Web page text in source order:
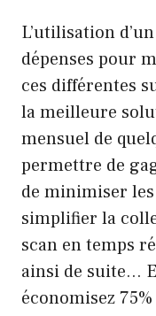
L’utilisation
dépenses pour
ces différentes
la meilleure
mensuel de
permettre de
de minimiser
simplifier la
scan en temps
ainsi de suite…
économisez